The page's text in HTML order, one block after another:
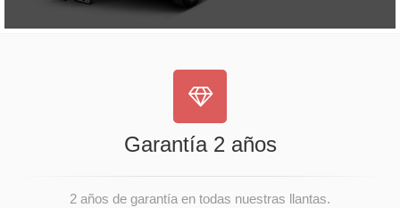
Garantía 2 años
2 años de garantía en todas nuestras llantas.